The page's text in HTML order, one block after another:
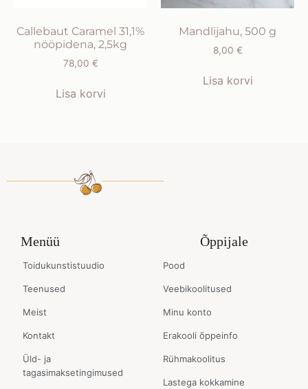
Callebaut Caramel 31,1%
nööpidena, 2,5kg
78,00 €
Lisa korvi
Mandlijahu, 500 g
8,00 €
Lisa korvi
Menüü
Toidukunstistuudio
Teenused
Meist
Kontakt
Üld- ja
tagasimaksetingimused
Õppijale
Pood
Veebikoolitused
Minu konto
Erakooli õppeinfo
Rühmakoolitus
Lastega kokkamine